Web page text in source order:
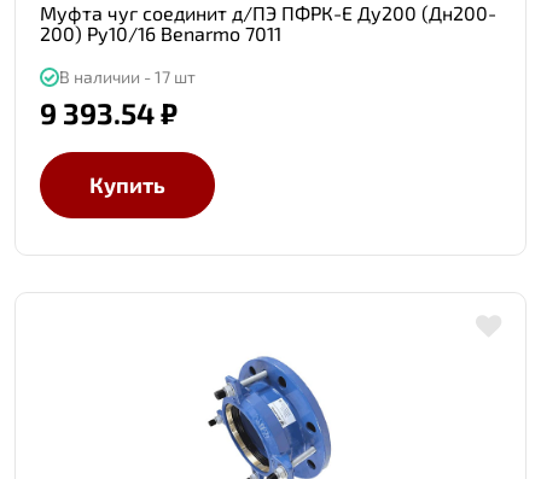
Муфта чуг соединит д/ПЭ ПФРК-Е Ду200 (Дн200-
200) Ру10/16 Benarmo 7011
В наличии - 17 шт
9 393.54 ₽
Купить